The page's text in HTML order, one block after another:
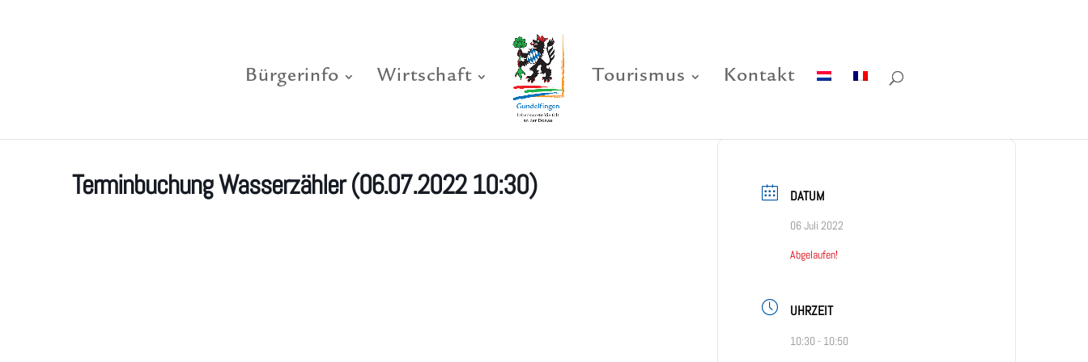
Bürgerinfo Wirtschaft Tourismus Kontakt
Terminbuchung Wasserzähler (06.07.2022 10:30) DATUM
06 Juli 2022
Abgelaufen!
UHRZEIT
10:30 - 10:50